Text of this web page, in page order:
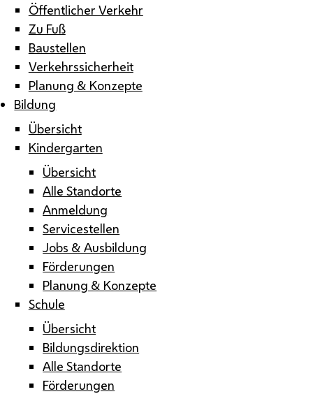
Öffentlicher Verkehr
Zu Fuß
Baustellen
Verkehrssicherheit
Planung & Konzepte
Bildung
Übersicht
Kindergarten
Übersicht
Alle Standorte
Anmeldung
Servicestellen
Jobs & Ausbildung
Förderungen
Planung & Konzepte
Schule
Übersicht
Bildungsdirektion
Alle Standorte
Förderungen